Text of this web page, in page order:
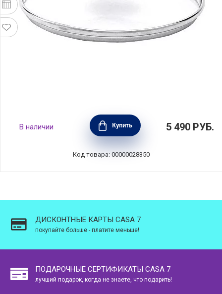
Крышка Performance 26 см, стекло, BEKA,
Бельгия, 12209274
В наличии Купить 5 490 РУБ.
Код товара: 00000028350
ДИСКОНТНЫЕ КАРТЫ CASA 7
покупайте больше - платите меньше!
ПОДАРОЧНЫЕ СЕРТИФИКАТЫ CASA 7
лучший подарок, когда не знаете, что подарить!